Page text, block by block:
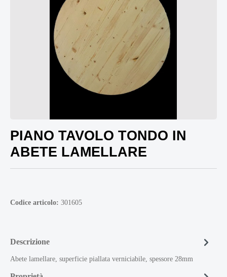
PIANO TAVOLO TONDO IN
ABETE LAMELLARE
Codice articolo: 301605
Descrizione
Abete lamellare, superficie piallata verniciabile, spessore 28mm